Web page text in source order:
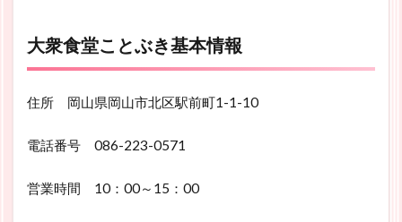
大衆食堂ことぶき基本情報
住所 岡山県岡山市北区駅前町1-1-10
電話番号 086-223-0571
営業時間 10：00～15：00